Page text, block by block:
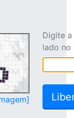
Digite
lado no